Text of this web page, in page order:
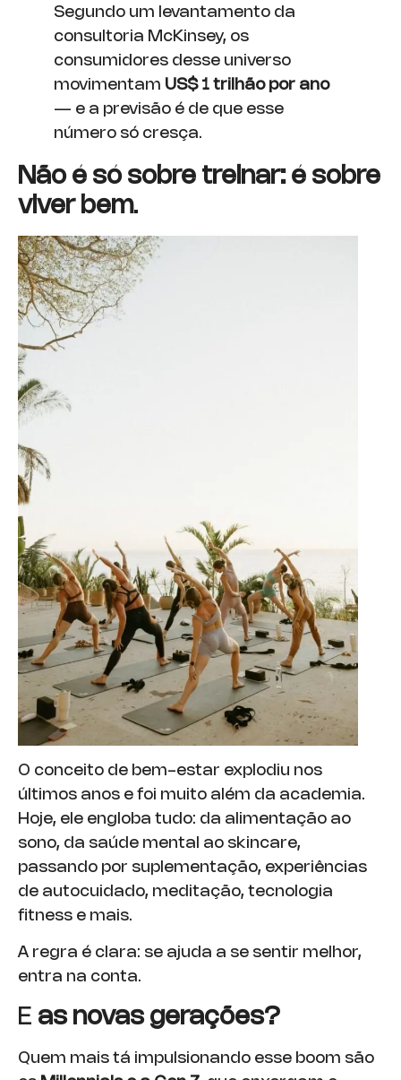
Segundo um levantamento da
consultoria McKinsey, os
consumidores desse universo
movimentam US$ 1 trilhão por ano
— e a previsão é de que esse
número só cresça.
Não é só sobre treinar: é sobre
viver bem.
O conceito de bem-estar explodiu nos
últimos anos e foi muito além da academia.
Hoje, ele engloba tudo: da alimentação ao
sono, da saúde mental ao skincare,
passando por suplementação, experiências
de autocuidado, meditação, tecnologia
fitness e mais.
A regra é clara: se ajuda a se sentir melhor,
entra na conta.
E as novas gerações?
Quem mais tá impulsionando esse boom são